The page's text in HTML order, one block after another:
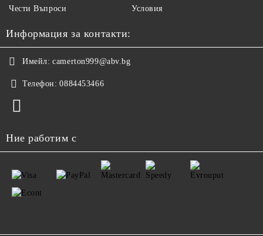
Чести Въпроси Условия
Информация за контакти:
Имейл: camerton999@abv.bg
Телефон: 0884453466
Ние работим с